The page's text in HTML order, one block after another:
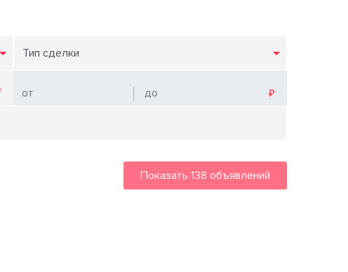
Тип сделки
Показать 138 объявлений